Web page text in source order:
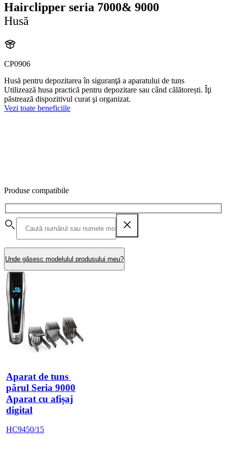
Hairclipper seria 7000& 9000
Husă
CP0906
Husă pentru depozitarea în siguranţă a aparatului de tuns
Utilizează husa practică pentru depozitare sau când călătorești. Îţi
păstrează dispozitivul curat şi organizat.
Vezi toate beneficiile
Produse compatibile
Unde găsesc modelulul produsului meu?
Aparat de tuns
părul Seria 9000
Aparat cu afișaj
digital
HC9450/15